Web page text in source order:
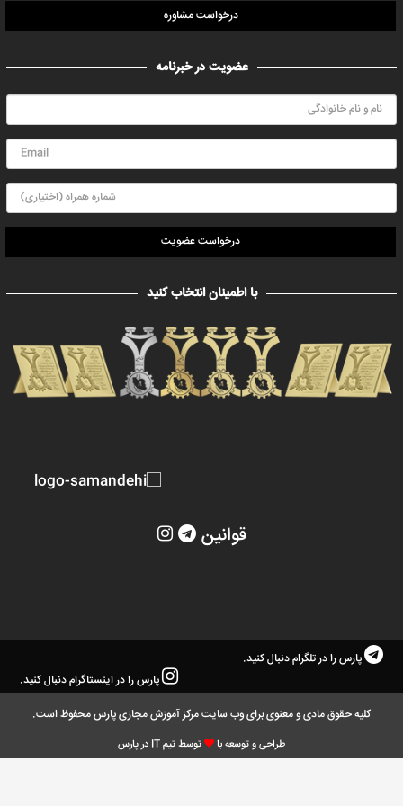
درخواست مشاوره
عضویت در خبرنامه
درخواست عضویت
با اطمینان انتخاب کنید
قوانین
پارس را در تلگرام دنبال کنید.
پارس را در اینستاگرام دنبال کنید.
کلیه حقوق مادی و معنوی برای وب سایت مرکز آموزش مجازی پارس محفوظ است.
طراحی و توسعه با توسط تیم IT در پارس